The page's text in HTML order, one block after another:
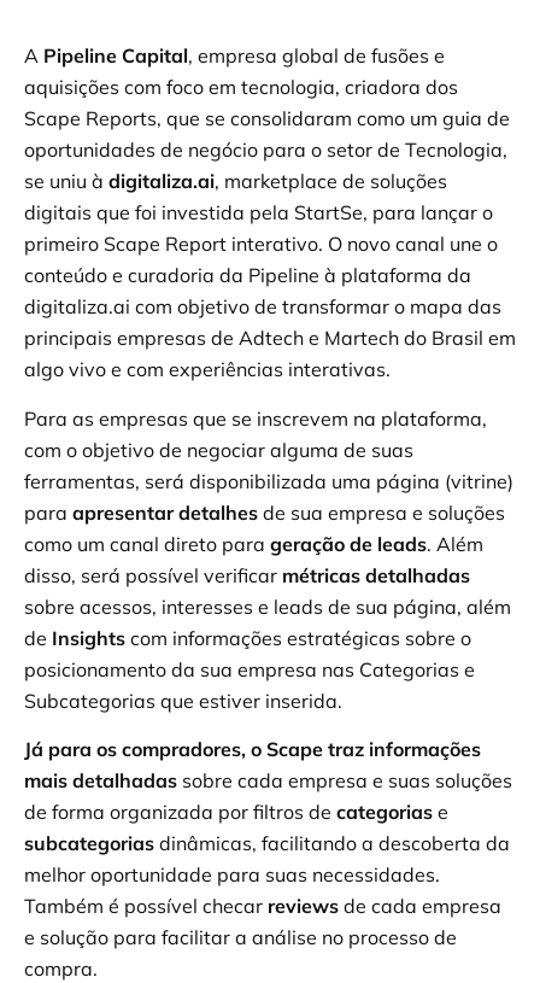
A Pipeline Capital, empresa global de fusões e
aquisições com foco em tecnologia, criadora dos
Scape Reports, que se consolidaram como um guia de
oportunidades de negócio para o setor de Tecnologia,
se uniu à digitaliza.ai, marketplace de soluções
digitais que foi investida pela StartSe, para lançar o
primeiro Scape Report interativo. O novo canal une o
conteúdo e curadoria da Pipeline à plataforma da
digitaliza.ai com objetivo de transformar o mapa das
principais empresas de Adtech e Martech do Brasil em
algo vivo e com experiências interativas.
Para as empresas que se inscrevem na plataforma,
com o objetivo de negociar alguma de suas
ferramentas, será disponibilizada uma página (vitrine)
para apresentar detalhes de sua empresa e soluções
como um canal direto para geração de leads. Além
disso, será possível verificar métricas detalhadas
sobre acessos, interesses e leads de sua página, além
de Insights com informações estratégicas sobre o
posicionamento da sua empresa nas Categorias e
Subcategorias que estiver inserida.
Já para os compradores, o Scape traz informações
mais detalhadas sobre cada empresa e suas soluções
de forma organizada por filtros de categorias e
subcategorias dinâmicas, facilitando a descoberta da
melhor oportunidade para suas necessidades.
Também é possível checar reviews de cada empresa
e solução para facilitar a análise no processo de
compra.